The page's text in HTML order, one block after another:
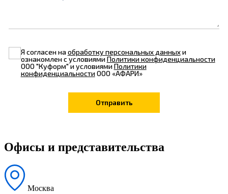
Я согласен наобработку персональных данныхи
ознакомлен с условиямиПолитики конфиденциальности
ООО "Куформ" и условиямиПолитики
конфиденциальностиООО «АФАРИ»
Офисы и представительства
Москва